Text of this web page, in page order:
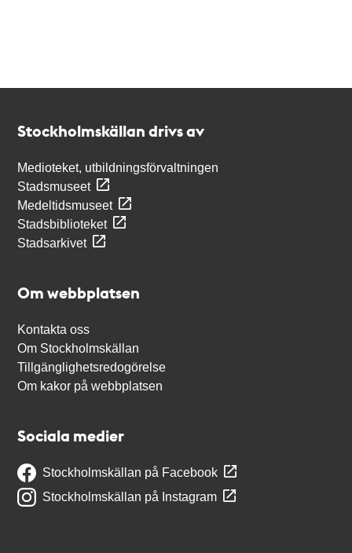
Stockholmskällan drivs av
Medioteket, utbildningsförvaltningen
Stadsmuseet
Medeltidsmuseet
Stadsbiblioteket
Stadsarkivet
Om webbplatsen
Kontakta oss
Om Stockholmskällan
Tillgänglighetsredogörelse
Om kakor på webbplatsen
Sociala medier
Stockholmskällan på Facebook
Stockholmskällan på Instagram